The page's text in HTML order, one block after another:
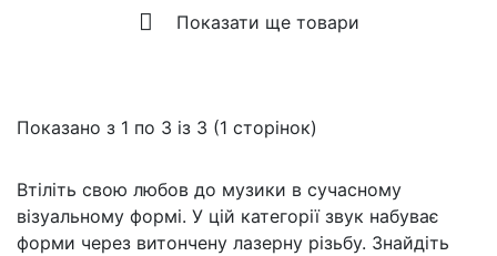
Показати ще товари
Показано з 1 по 3 із 3 (1 сторінок)
Втіліть свою любов до музики в сучасному
візуальному формі. У цій категорії звук набуває
форми через витончену лазерну різьбу. Знайдіть